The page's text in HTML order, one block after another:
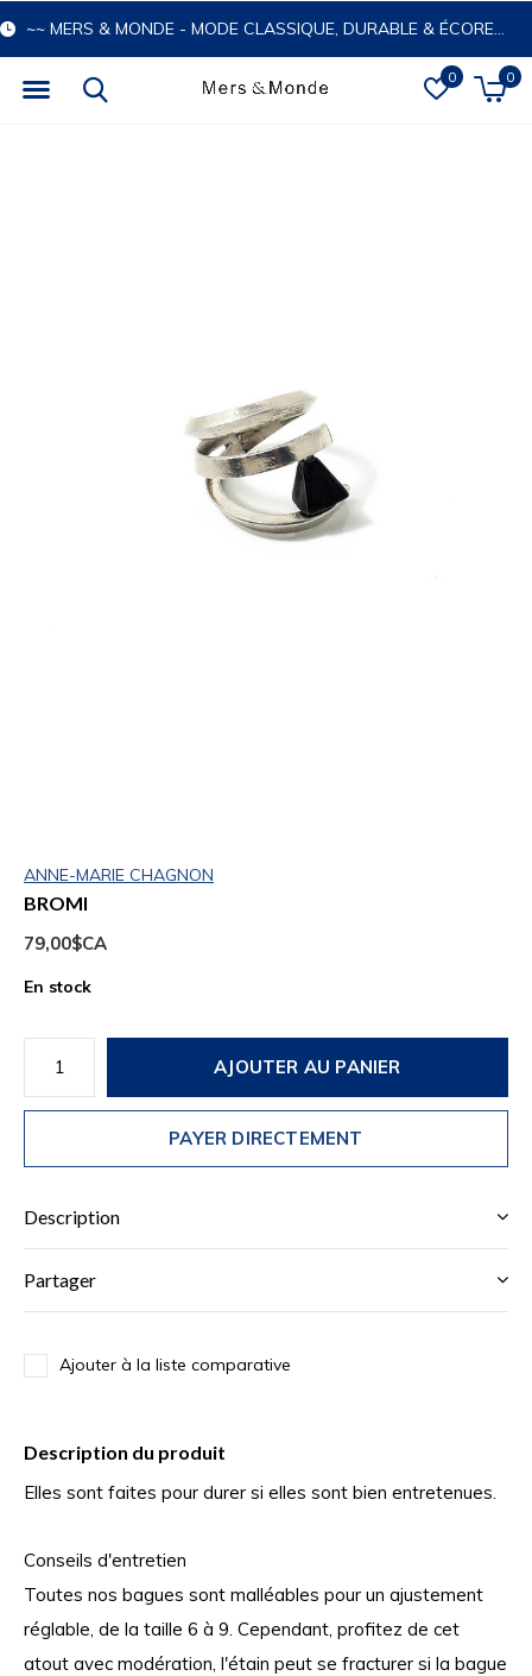
0 0
~~ MERS & MONDE - MODE CLASSIQUE, DURABLE & ÉCORESPONSABLE
ANNE-MARIE CHAGNON
BROMI
79,00$CA
En stock
AJOUTER AU PANIER
PAYER DIRECTEMENT
Description
Partager
Ajouter à la liste comparative
Description du produit
Elles sont faites pour durer si elles sont bien entretenues.
Conseils d'entretien
Toutes nos bagues sont malléables pour un ajustement
réglable, de la taille 6 à 9. Cependant, profitez de cet
atout avec modération, l'étain peut se fracturer si la bague